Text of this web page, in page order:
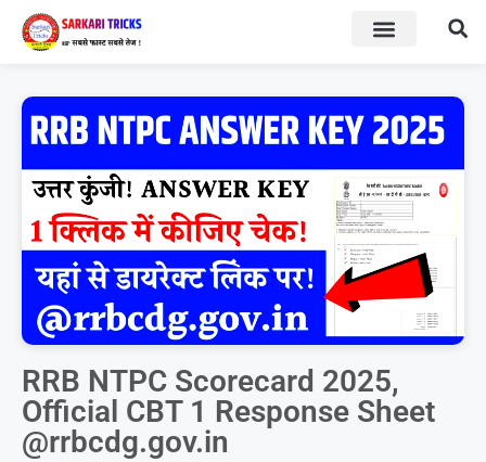
RRB NTPC Scorecard 2025,
Official CBT 1 Response Sheet
@rrbcdg.gov.in